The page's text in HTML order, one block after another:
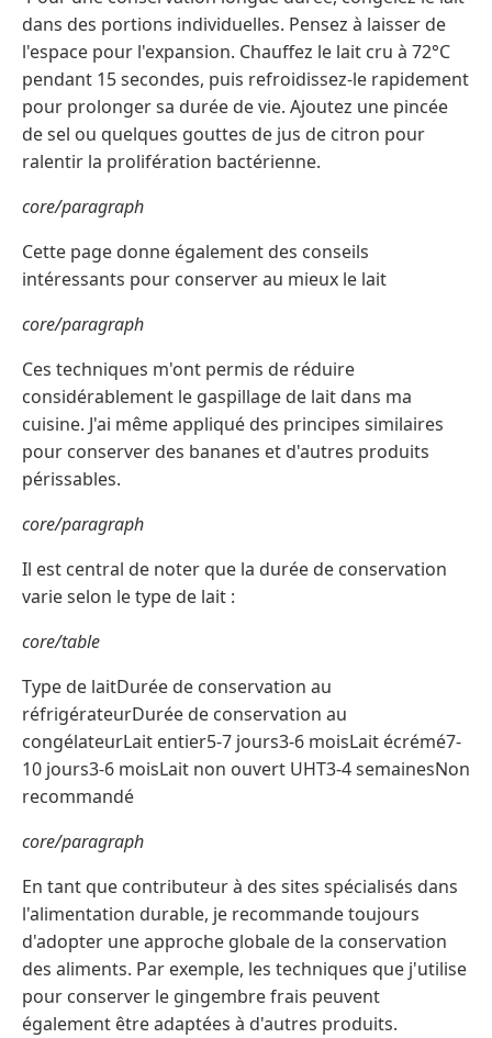
dans des portions individuelles. Pensez à laisser de
l'espace pour l'expansion. Chauffez le lait cru à 72°C
pendant 15 secondes, puis refroidissez-le rapidement
pour prolonger sa durée de vie. Ajoutez une pincée
de sel ou quelques gouttes de jus de citron pour
ralentir la prolifération bactérienne.
core/paragraph
Cette page donne également des conseils
intéressants pour conserver au mieux le lait
core/paragraph
Ces techniques m'ont permis de réduire
considérablement le gaspillage de lait dans ma
cuisine. J'ai même appliqué des principes similaires
pour conserver des bananes et d'autres produits
périssables.
core/paragraph
Il est central de noter que la durée de conservation
varie selon le type de lait :
core/table
Type de laitDurée de conservation au
réfrigérateurDurée de conservation au
congélateurLait entier5-7 jours3-6 moisLait écrémé7-
10 jours3-6 moisLait non ouvert UHT3-4 semainesNon
recommandé
core/paragraph
En tant que contributeur à des sites spécialisés dans
l'alimentation durable, je recommande toujours
d'adopter une approche globale de la conservation
des aliments. Par exemple, les techniques que j'utilise
pour conserver le gingembre frais peuvent
également être adaptées à d'autres produits.